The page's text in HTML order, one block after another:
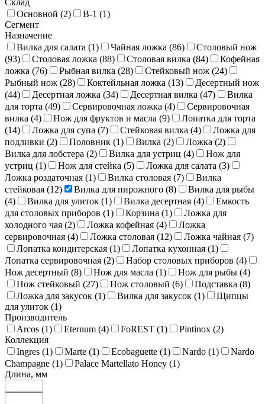
Столовые ложки 104 Столовые ножи
Упаковки для приборов
Склад
Основной (2) В-1 (1)
Сегмент
Назначение
Вилка для салата (1) Чайная ложка (86)
Столовый нож
(93) Столовая ложка (88) Столовая вилка (84)
Кофейная
ложка (76) Рыбная вилка (28) Стейковый нож (24)
Рыбный нож (28) Коктейльная ложка (13)
Десертный нож
(44) Десертная ложка (34) Десертная вилка (47)
Вилка
для торта (49) Сервировочная ложка (4)
Сервировочная
вилка (4) Нож для фруктов и масла (9)
Лопатка для торта
(14) Ложка для супа (7) Стейковая вилка (4)
Ложка для
подливки (2) Половник (1) Вилка (2) Ложка (2)
Вилка для лобстера (2) Вилка для устриц (4)
Нож для
устриц (1) Нож для стейка (5) Ложка для салата (3)
Ложка роздаточная (1) Вилка столовая (7)
Вилка
стейковая (12) Вилка для пирожного (8)
Вилка для рыбы
(4) Вилка для улиток (1) Вилка десертная (4)
Емкость
для столовых приборов (1) Корзина (1)
Ложка для
холодного чая (2) Ложка кофейная (4)
Ложка
сервировочная (4) Ложка столовая (12) Ложка чайная (7)
Лопатка кондитерская (1) Лопатка кухонная (1)
Лопатка сервировочная (2) Набор столовых приборов (4)
Нож десертный (8) Нож для масла (1) Нож для рыбы (4)
Нож стейковый (27) Нож столовый (6) Подставка (8)
Ложка для закусок (1) Вилка для закусок (1)
Щипцы
для улиток (1)
Производитель
Arcos (1) Eternum (4) FoREST (1) Pintinox (2)
Коллекция
Ingres (1) Marte (1) Ecobaguette (1) Nardo (1)
Nardo
Champagne (1) Palace Martellato Honey (1)
Длина, мм